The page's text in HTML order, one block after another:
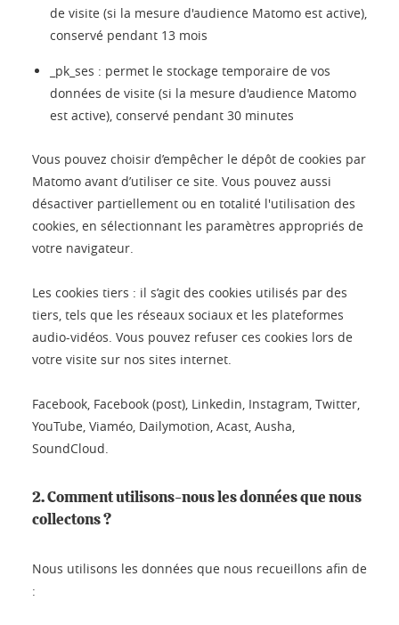
de visite (si la mesure d'audience Matomo est active),
conservé pendant 13 mois
_pk_ses : permet le stockage temporaire de vos
données de visite (si la mesure d'audience Matomo
est active), conservé pendant 30 minutes
Vous pouvez choisir d’empêcher le dépôt de cookies par
Matomo avant d’utiliser ce site. Vous pouvez aussi
désactiver partiellement ou en totalité l'utilisation des
cookies, en sélectionnant les paramètres appropriés de
votre navigateur.
Les cookies tiers : il s’agit des cookies utilisés par des
tiers, tels que les réseaux sociaux et les plateformes
audio-vidéos. Vous pouvez refuser ces cookies lors de
votre visite sur nos sites internet.
Facebook, Facebook (post), Linkedin, Instagram, Twitter,
YouTube, Viaméo, Dailymotion, Acast, Ausha,
SoundCloud.
2. Comment utilisons-nous les données que nous
collectons ?
Nous utilisons les données que nous recueillons afin de
: